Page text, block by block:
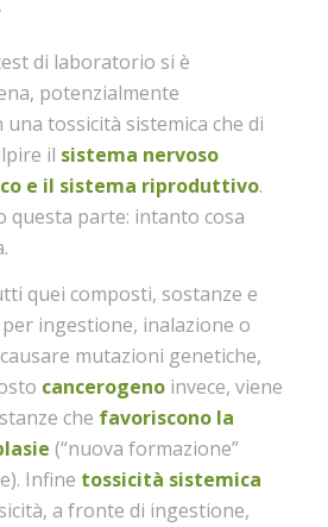
di laboratorio si è
potenzialmente
una tossicità sistemica che di
il sistema nervoso
e il sistema riproduttivo.
questa parte: intanto cosa
quei composti, sostanze e
ingestione, inalazione o
mutazioni genetiche,
cancerogenoinvece, viene
che favoriscono la
(“nuova formazione”
Infine tossicità sistemica
a fronte di ingestione,